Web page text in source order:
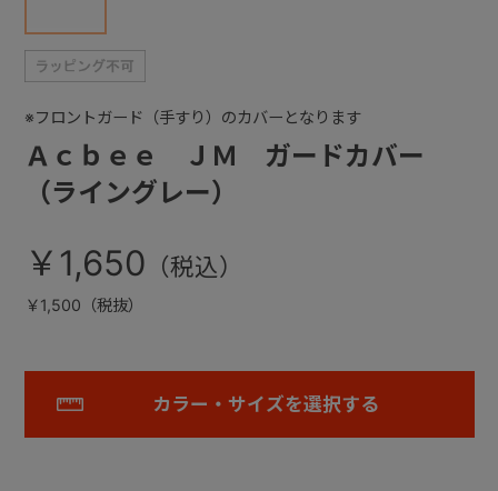
Ａｃｂｅｅ ＪＭ ガードカバー
（ライングレー）
※フロントガード（手すり）のカバーとなります
￥1,650
￥1,500（税抜）
カラー・サイズを選択する